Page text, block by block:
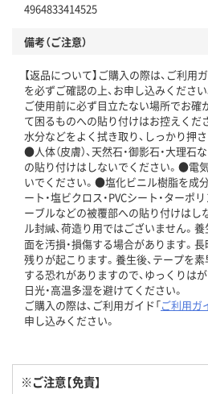
4964833414525
備考（ご注意）
【返品について】ご購入の際は、ご利用
を必ずご確認の上、お申し込みください
ご使用前に必ず目立たない場所でお確
て困るものへの貼り付けはお控えくだ
水分などをよく拭き取り、しっかり押
●人体（皮膚）、天然石・御影石・大理石
の貼り付けはしないでください。●電
いでください。●塩化ビニル樹脂を成
ート・塩ビクロス・PVCシート・ターポ
ーブルなどの被覆部への貼り付けは
ル封緘、荷造り用ではございません。
面を汚損・損傷する場合があります。
残りが起こります。養生後、テープを
する恐れがありますので、ゆっくりは
日光・高温多湿を避けてください。
ご購入の際は、ご利用ガイド「ご利用ガ
申し込みください。
※ご注意【免責】